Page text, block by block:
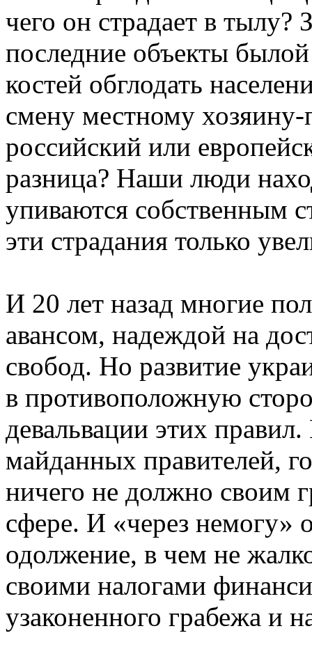
чего он страдает в тылу?
последние объекты
костей обглодать
смену местному
российский или
разница? Наши люди
упиваются собственным
эти страдания только
И 20 лет назад многие
авансом, надеждой на
свобод. Но развитие
в противоположную
девальвации этих
майданных правителей,
ничего не должно своим
сфере. И «через немогу»
одолжение, в чем не
своими налогами
узаконенного грабежа и